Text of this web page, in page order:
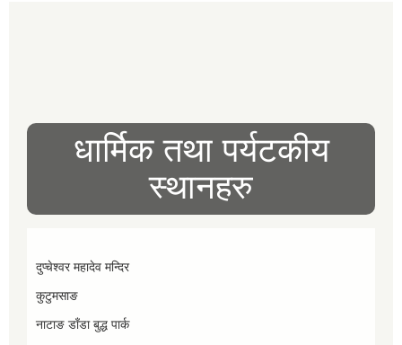
धार्मिक तथा पर्यटकीय
स्थानहरु
दुप्चेश्वर महादेव मन्दिर
कुटुमसाङ
नाटाङ डाँडा बुद्ध पार्क